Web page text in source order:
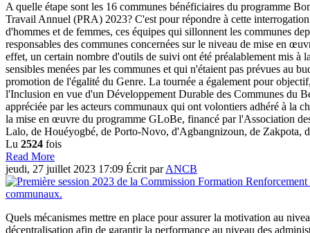
A quelle étape sont les 16 communes bénéficiaires du programme
Travail Annuel (PRA) 2023? C'est pour répondre à cette
d'hommes et de femmes, ces équipes qui sillonnent les communes
responsables des communes concernées sur le niveau de mise en
effet, un certain nombre d'outils de suivi ont été préalablement mis à
sensibles menées par les communes et qui n'étaient pas prévues au
promotion de l'égalité du Genre. La tournée a également pour
l'Inclusion en vue d'un Développement Durable des Communes du
appréciée par les acteurs communaux qui ont volontiers adhéré à la
la mise en œuvre du programme GLoBe, financé par l'Association
Lalo, de Houéyogbé, de Porto-Novo, d'Agbangnizoun, de Zakpota,
Lu 2524 fois
Read More
jeudi, 27 juillet 2023 17:09 Écrit parANCB
Quels mécanismes mettre en place pour assurer la motivation au
décentralisation afin de garantir la performance au niveau des